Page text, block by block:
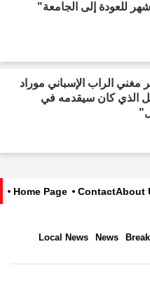
الراب الإسباني موراد
الذي كان سيقدمه في
Contact
Home Page
News
Local News